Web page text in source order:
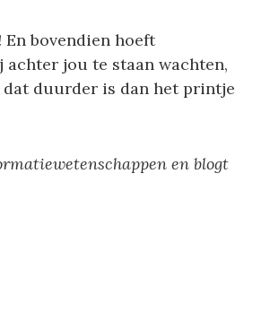
bovendien hoeft
jou te staan wachten,
duurder is dan het printje
en blogt